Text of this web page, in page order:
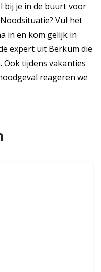
bij je in de buurt voor
Vul het
in en kom gelijk in
expert uit Berkum die
tijdens vakanties
reageren we